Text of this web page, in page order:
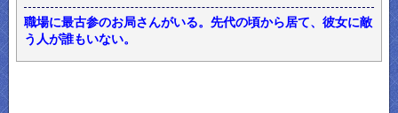
職場に最古参のお局さんがいる。先代の頃から居て、彼女に敵
う人が誰もいない。